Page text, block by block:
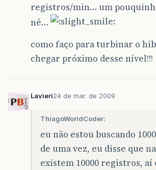
registros/min… um
né…
como faço para turbinar o
chegar próximo desse nível!!!
Lavieri24 de mar. de 2009
ThiagoWorldCoder:
eu não estou buscando
de uma vez, eu disse que
existem 10000 registros, aí